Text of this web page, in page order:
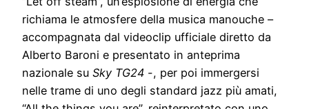
richiama le atmosfere della musica manouche –
accompagnata dal videoclip ufficiale diretto da
Alberto Baroni e presentato in anteprima
nazionale su Sky TG24 -, per poi immergersi
nelle trame di uno degli standard jazz più amati,